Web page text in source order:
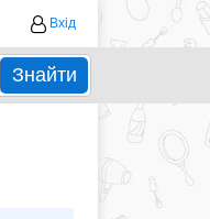
Вхід
Знайти